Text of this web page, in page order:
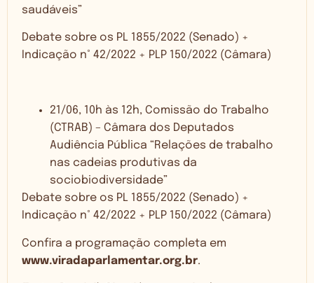
saudáveis”
Debate sobre os PL 1855/2022 (Senado) +
Indicação n° 42/2022 + PLP 150/2022 (Câmara)
21/06, 10h às 12h, Comissão do Trabalho
(CTRAB) – Câmara dos Deputados
Audiência Pública “Relações de trabalho
nas cadeias produtivas da
sociobiodiversidade”
Debate sobre os PL 1855/2022 (Senado) +
Indicação n° 42/2022 + PLP 150/2022 (Câmara)
Confira a programação completa em
www.viradaparlamentar.org.br.